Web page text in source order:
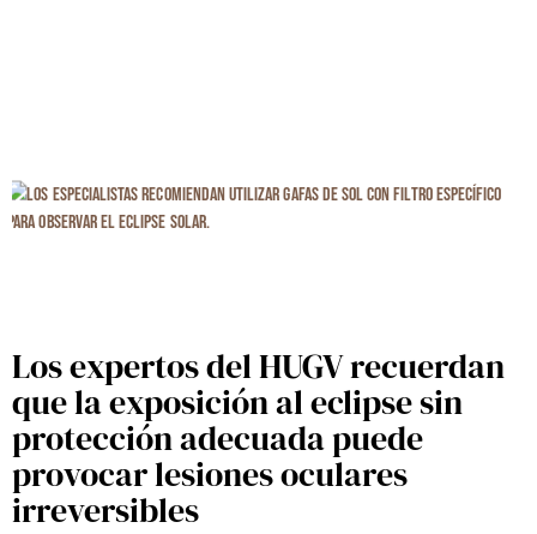
Los expertos del HUGV recuerdan
que la exposición al eclipse sin
protección adecuada puede
provocar lesiones oculares
irreversibles